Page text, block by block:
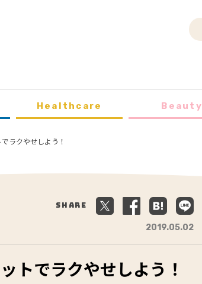
Healthcare Beauty
ラクやせしよう！
2019.05.02
トでラクやせしよう！
Share